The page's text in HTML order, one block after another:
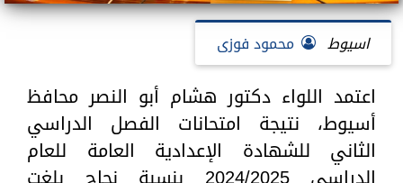
اسيوط محمود فوزى
اعتمد اللواء دكتور هشام أبو النصر محافظ
أسيوط، نتيجة امتحانات الفصل الدراسي
الثاني للشهادة الإعدادية العامة للعام